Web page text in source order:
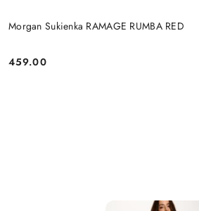
Morgan Sukienka RAMAGE RUMBA RED
Cena:
459.00